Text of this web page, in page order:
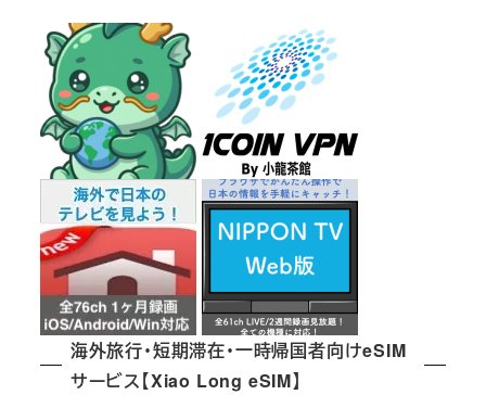
海外旅行・短期滞在・一時帰国者向けeSIM
サービス【Xiao Long eSIM】